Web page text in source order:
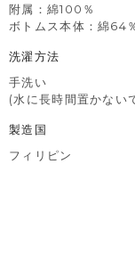
附属：綿100％
ボトムス本体：綿64
洗濯方法
手洗い
(水に長時間置かない
製造国
フィリピン